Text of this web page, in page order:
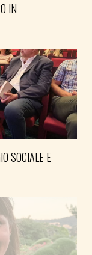
IN
SOCIALE E